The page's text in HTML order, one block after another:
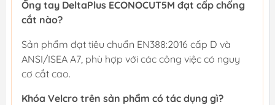
Ống tay DeltaPlus ECONOCUT5M đạt cấp chống
cắt nào?
Sản phẩm đạt tiêu chuẩn EN388:2016 cấp D và
ANSI/ISEA A7, phù hợp với các công việc có nguy
cơ cắt cao.
Khóa Velcro trên sản phẩm có tác dụng gì?